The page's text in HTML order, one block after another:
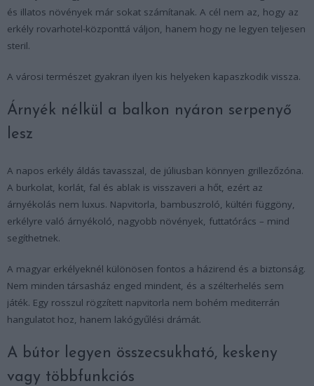
és illatos növények már sokat számítanak. A cél nem az, hogy az
erkély rovarhotel-központtá váljon, hanem hogy ne legyen teljesen
steril.
A városi természet gyakran ilyen kis helyeken kapaszkodik vissza.
Árnyék nélkül a balkon nyáron serpenyő
lesz
A napos erkély áldás tavasszal, de júliusban könnyen grillezőzóna.
A burkolat, korlát, fal és ablak is visszaveri a hőt, ezért az
árnyékolás nem luxus. Napvitorla, bambuszroló, kültéri függöny,
erkélyre való árnyékoló, nagyobb növények, futtatórács – mind
segíthetnek.
A magyar erkélyeknél különösen fontos a házirend és a biztonság.
Nem minden társasház enged mindent, és a szélterhelés sem
játék. Egy rosszul rögzített napvitorla nem bohém mediterrán
hangulatot hoz, hanem lakógyűlési drámát.
A bútor legyen összecsukható, keskeny
vagy többfunkciós